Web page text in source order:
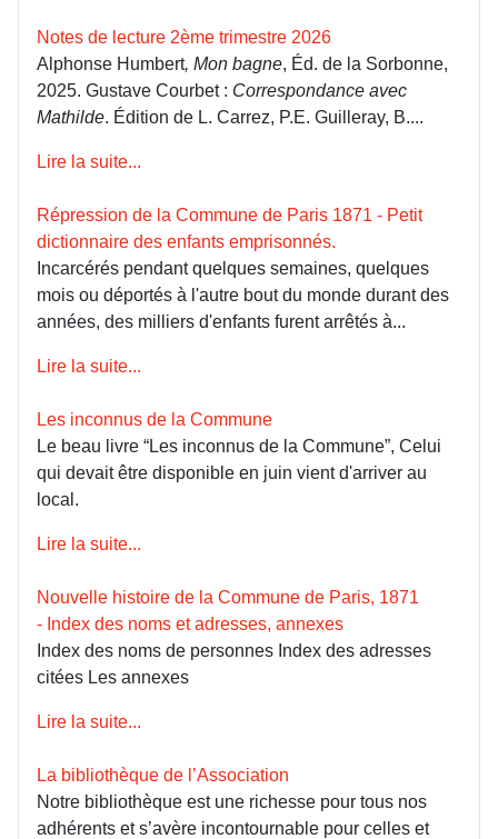
Notes de lecture 2ème trimestre 2026
Alphonse Humbert, Mon bagne, Éd. de la Sorbonne,
2025. Gustave Courbet : Correspondance avec
Mathilde. Édition de L. Carrez, P.E. Guilleray, B....
Lire la suite...
Répression de la Commune de Paris 1871 - Petit
dictionnaire des enfants emprisonnés.
Incarcérés pendant quelques semaines, quelques
mois ou déportés à l'autre bout du monde durant des
années, des milliers d'enfants furent arrêtés à...
Lire la suite...
Les inconnus de la Commune
Le beau livre “Les inconnus de la Commune”, Celui
qui devait être disponible en juin vient d'arriver au
local.
Lire la suite...
Nouvelle histoire de la Commune de Paris, 1871
- Index des noms et adresses, annexes
Index des noms de personnes Index des adresses
citées Les annexes
Lire la suite...
La bibliothèque de l’Association
Notre bibliothèque est une richesse pour tous nos
adhérents et s’avère incontournable pour celles et